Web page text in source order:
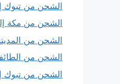
الشحن من تبوك
الشحن من مكة
الشحن من
الشحن من
الشحن من تبوك